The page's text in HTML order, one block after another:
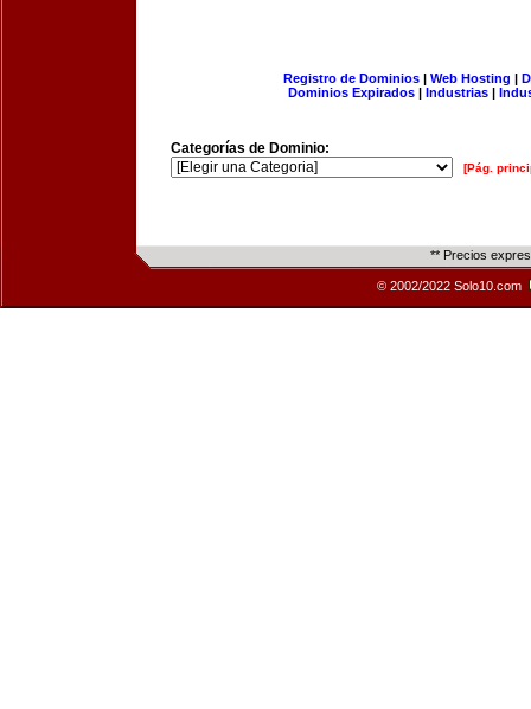
Registro de Dominios| Web Hosting |
Dominios Expirados | Industrias |
Categorías de Dominio:
[Pág.
** Precios
© 2002/2022 Solo10.com